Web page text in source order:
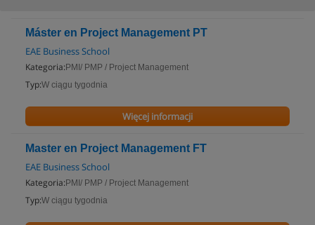
Máster en Project Management PT
EAE Business School
Kategoria: PMI/ PMP / Project Management
Typ:W ciągu tygodnia
Więcej informacji
Master en Project Management FT
EAE Business School
Kategoria: PMI/ PMP / Project Management
Typ:W ciągu tygodnia